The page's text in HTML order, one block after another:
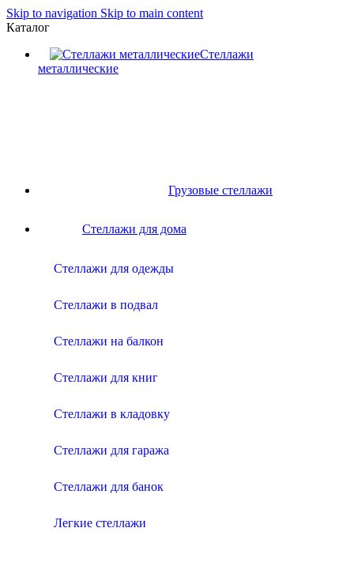
Skip to navigation Skip to main content
Каталог
Стеллажи
металлические
Грузовые стеллажи
Стеллажи для дома
Стеллажи для одежды
Стеллажи в подвал
Стеллажи на балкон
Стеллажи для книг
Стеллажи в кладовку
Стеллажи для гаража
Стеллажи для банок
Легкие стеллажи